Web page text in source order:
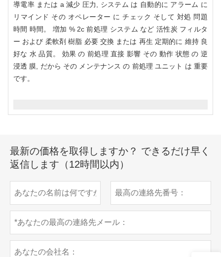
導電率 または a 減少 圧力, システム は 自動的に アラーム に
リマインド その オペレーター に チェック そして 対処 問題
時間 時間。 増加 % 2c 前処理 システム など 活性炭 フィルタ
ー および 柔軟剤 樹脂 必要 交換 または 再生 定期的に 維持 良
好な 水 品質。 効果 の 前処理 直接 影響 その 動作 状態 の 逆
浸透 膜, だから その メンテナンス の 前処理 ユニット は 重要
です。
最新の価格を取得しますか？ できるだけ早く
返信します（12時間以内）